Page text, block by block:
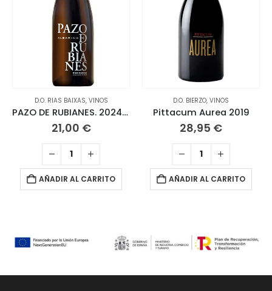
D.O. RIAS BAIXAS, VINOS
PAZO DE RUBIANES. 2024 ALBARIÑO
21,00 €
AÑADIR AL CARRITO
D.O. BIERZO, VINOS
Pittacum Aurea 2019
28,95 €
AÑADIR AL CARRITO